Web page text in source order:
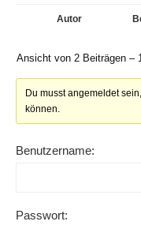
Autor
Ansicht von 2 Beiträgen –
Du musst angemeldet
können.
Benutzername:
Passwort: